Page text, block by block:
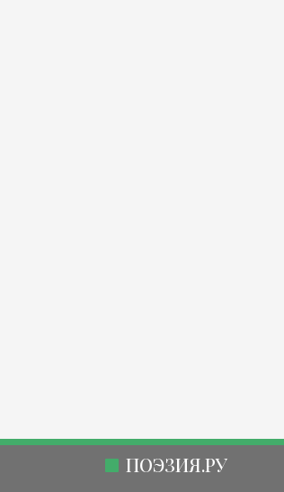
ПОЭЗИЯ.РУ